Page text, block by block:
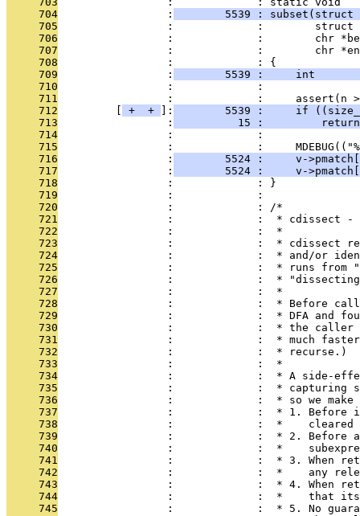
     704
                 :
5539 : subset(struct
     705
:             :        struct
     706
:             :        chr
     707
:             :        chr
     708
                 :             : {
     709
                 :
5539 :     int
     710
                 :             :
     711
:             :     assert(n
     712
+ + ]:
5539 :     if
     713
                 :
15 :
     714
                 :             :
     715
:             :
     716
                 :
5524 :     v-
     717
                 :
5524 :     v-
     718
                 :             : }
     719
                 :             :
     720
                 :             : /*
     721
:             :  * cdissect
     722
                 :             :  *
     723
:             :  * cdissect
     724
:             :  * and/or
     725
:             :  * runs from
     726
:             :  *
     727
                 :             :  *
     728
:             :  * Before
     729
:             :  * DFA and
     730
:             :  * the
     731
:             :  * much
     732
                 :             :  * recurse.)
     733
                 :             :  *
     734
:             :  * A side-
     735
:             :  * capturing
     736
:             :  * so we make
     737
:             :  * 1. Before
     738
:             :  *
     739
:             :  * 2. Before
     740
:             :  *
     741
:             :  * 3. When
     742
:             :  *    any
     743
:             :  * 4. When
     744
:             :  *    that
     745
:             :  * 5. No